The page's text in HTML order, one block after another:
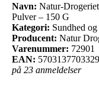
Navn: Natur-
Pulver – 150 G
Kategori: Sundhed
Producent: Natur
Varenummer: 72901
EAN: 5703137703329
på 23 anmeldelser